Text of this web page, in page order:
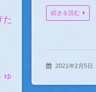
続きを読む
2021年2月5日
た